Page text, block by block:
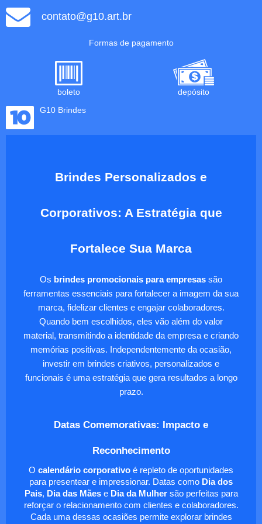
contato@g10.art.br
Formas de pagamento
boleto
depósito
G10 Brindes
Brindes Personalizados e
Corporativos: A Estratégia que
Fortalece Sua Marca
Os brindes promocionais para empresas são
ferramentas essenciais para fortalecer a imagem da sua
marca, fidelizar clientes e engajar colaboradores.
Quando bem escolhidos, eles vão além do valor
material, transmitindo a identidade da empresa e criando
memórias positivas. Independentemente da ocasião,
investir em brindes criativos, personalizados e
funcionais é uma estratégia que gera resultados a longo
prazo.
Datas Comemorativas: Impacto e
Reconhecimento
O calendário corporativo é repleto de oportunidades
para presentear e impressionar. Datas como Dia dos
Pais, Dia das Mãese Dia da Mulhersão perfeitas para
reforçar o relacionamento com clientes e colaboradores.
Cada uma dessas ocasiões permite explorar brindes